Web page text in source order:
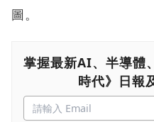
圖。
掌握最新AI、半導體
時代》日報